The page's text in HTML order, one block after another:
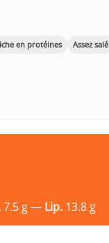
en protéines Assez salé
7.5 g — Lip. 13.8 g